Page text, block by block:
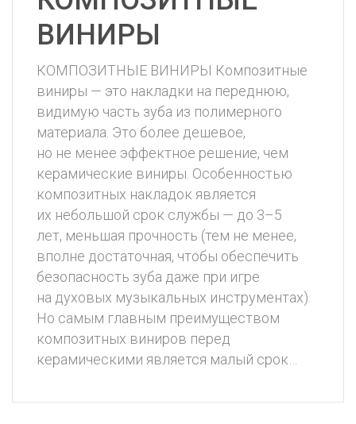
ВИНИРЫ
КОМПОЗИТНЫЕ ВИНИРЫ Композитные
виниры — это накладки на переднюю,
видимую часть зуба из полимерного
материала. Это более дешевое,
но не менее эффектное решение, чем
керамические виниры. Особенностью
композитных накладок является
их небольшой срок службы — до 3–5
лет, меньшая прочность (тем не менее,
вполне достаточная, чтобы обеспечить
безопасность зуба даже при игре
на духовых музыкальных инструментах).
Но самым главным преимуществом
композитных виниров перед
керамическими является малый срок…